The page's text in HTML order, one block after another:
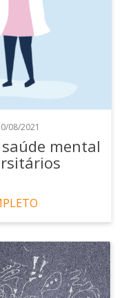
08/2021
mental